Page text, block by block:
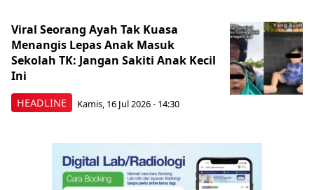
HEADLINE
Viral Seorang Ayah Tak Kuasa
Menangis Lepas Anak Masuk
Sekolah TK: Jangan Sakiti Anak Kecil
Ini
Kamis, 16 Jul 2026 - 14:30